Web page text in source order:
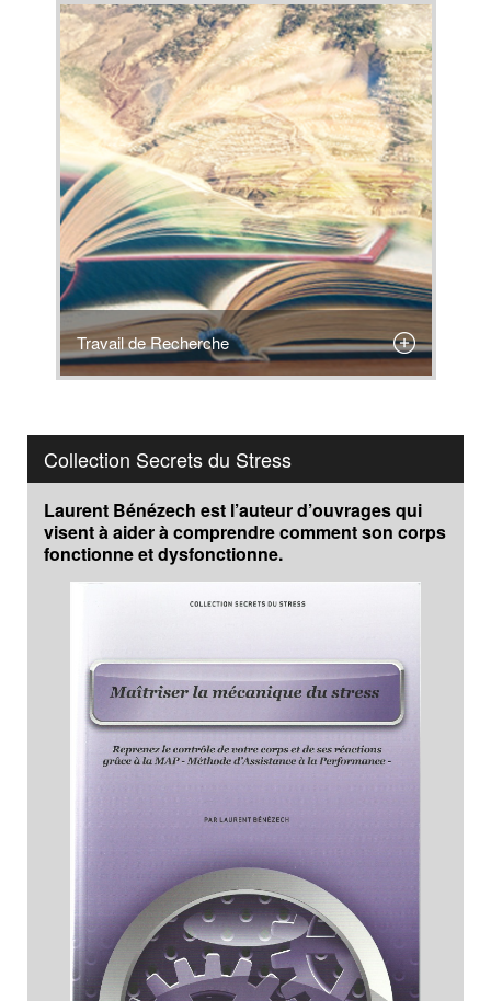
Travail de Recherche
Collection Secrets du Stress
Laurent Bénézech est l’auteur d’ouvrages qui
visent à aider à comprendre comment son corps
fonctionne et dysfonctionne.